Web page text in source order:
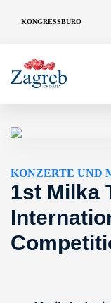
KONGRESSBÜRO
KONZERTE UND
1st Milka